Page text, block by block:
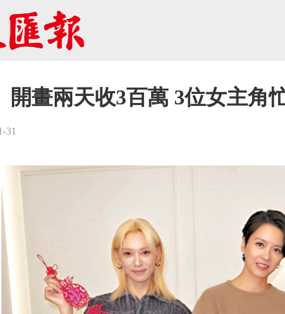
開畫兩天收3百萬 3位女主角
31